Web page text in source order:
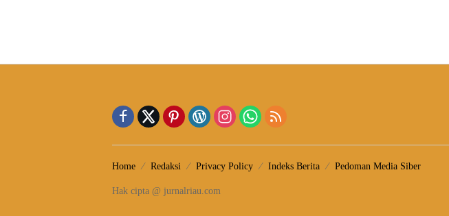
Home Redaksi Privacy Policy Indeks Berita Pedoman Media Siber
Hak cipta @ jurnalriau.com